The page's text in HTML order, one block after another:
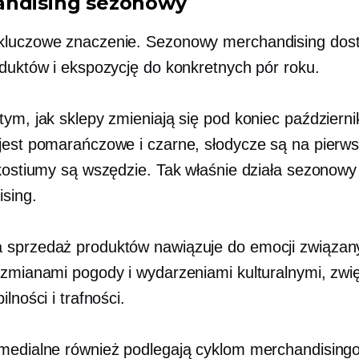
znaczenie. Sezonowy merchandising
i ekspozycję do konkretnych pór roku.
jak sklepy zmieniają się pod koniec
pomarańczowe i czarne, słodycze są na
są wszędzie. Tak właśnie działa sezonowy
sprzedaż produktów nawiązuje do emocji
pogody i wydarzeniami kulturalnymi,
i trafności.
również podlegają cyklom